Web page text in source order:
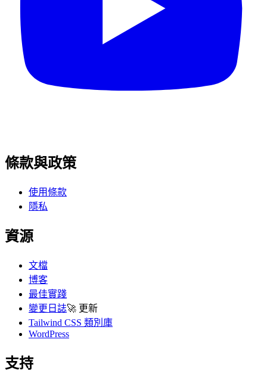
條款與政策
使用條款
隱私
資源
文檔
博客
最佳實踐
變更日誌🚀 更新
Tailwind CSS 類別庫
WordPress
支持